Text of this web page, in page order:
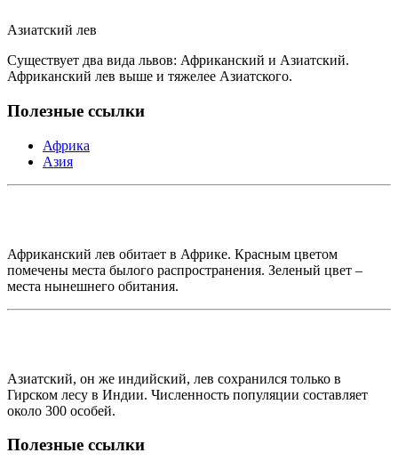
Азиатский лев
Существует два вида львов: Африканский и Азиатский.
Африканский лев выше и тяжелее Азиатского.
Полезные ссылки
Африка
Азия
Африканский лев обитает в Африке. Красным цветом
помечены места былого распространения. Зеленый цвет –
места нынешнего обитания.
Азиатский, он же индийский, лев сохранился только в
Гирском лесу в Индии. Численность популяции составляет
около 300 особей.
Полезные ссылки